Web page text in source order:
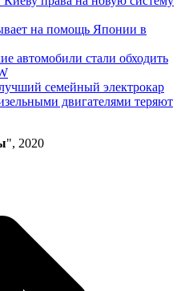
на помощь Японии в
автомобили стали обходить
семейный электрокар
двигателями теряют
", 2020